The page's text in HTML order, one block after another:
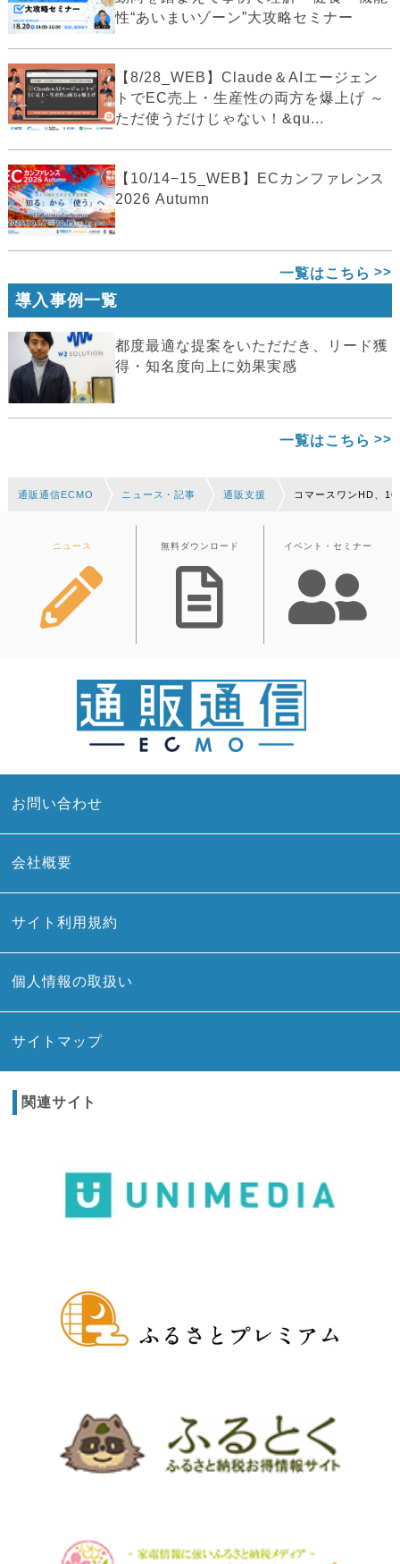
性“あいまいゾーン”大攻略セミナー
【8/28_WEB】Claude＆AIエージェン
トでEC売上・生産性の両方を爆上げ ～
ただ使うだけじゃない！&qu...
【10/14−15_WEB】ECカンファレンス
2026 Autumn
一覧はこちら
導入事例一覧
都度最適な提案をいただだき、リード獲
得・知名度向上に効果実感
一覧はこちら
通販通信ECMO ニュース・記事 通販支援 コマースワンHD、
ニュース 無料ダウンロード イベント・セミナー
お問い合わせ
会社概要
サイト利用規約
個人情報の取扱い
サイトマップ
関連サイト